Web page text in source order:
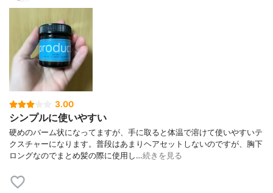
3.00
シンプルに使いやすい
硬めのバーム状になってますが、手に取ると体温で溶けて使いやすいテ
クスチャーになります。普段はあまりヘアセットしないのですが、胸下
ロングなのでまとめ髪の際に使用し…続きを見る